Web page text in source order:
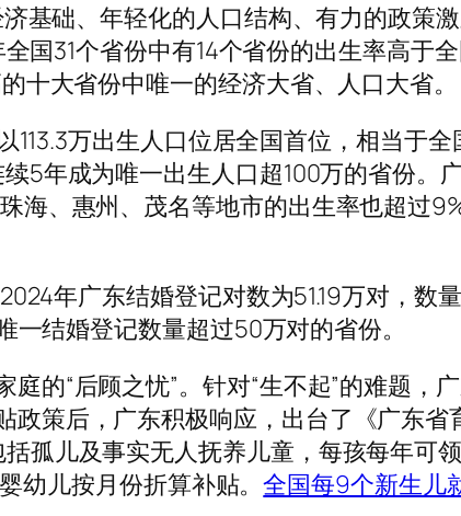
基础、年轻化的人口结构、有力的政策
国31个省份中有14个省份的出生率高
大省份中唯一的经济大省、人口大省。
万出生人口位居全国首位，相当于全
5年成为唯一出生人口超100万的省份。
海、惠州、茂名等地市的出生率也超过
年广东结婚登记对数为51.19万对，数
一结婚登记数量超过50万对的省份。
“后顾之忧”。针对“生不起”的难题，
策后，广东积极响应，出台了《广东
孤儿及事实无人抚养儿童，每孩每年可
幼儿按月份折算补贴。全国每9个新生儿